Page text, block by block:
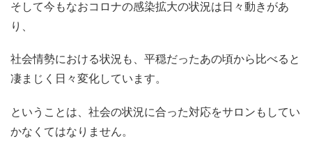
そして今もなおコロナの感染拡大の状況は日々動きがあ
り、
社会情勢における状況も、平穏だったあの頃から比べると
凄まじく日々変化しています。
ということは、社会の状況に合った対応をサロンもしてい
かなくてはなりません。